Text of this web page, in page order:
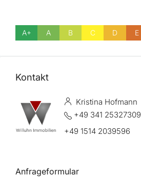
A+ A B C D E
Kontakt
Kristina Hofmann
+49 341 25327309
+49 1514 2039596
Anfrageformular